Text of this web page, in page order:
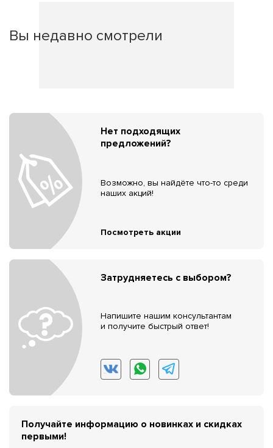
Вы недавно смотрели
Нет подходящих
предложений?
Возможно, вы найдёте что-то среди
наших акций!
Посмотреть акции
Затрудняетесь с выбором?
Напишите нашим консультантам
и получите быстрый ответ!
Получайте информацию о новинках и скидках
первыми!